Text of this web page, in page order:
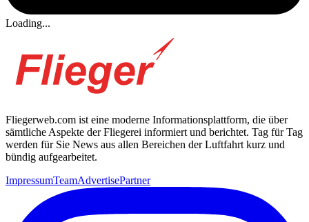
Loading...
Fliegerweb.com ist eine moderne Informationsplattform, die über
sämtliche Aspekte der Fliegerei informiert und berichtet. Tag für Tag
werden für Sie News aus allen Bereichen der Luftfahrt kurz und
bündig aufgearbeitet.
ImpressumTeamAdvertisePartner